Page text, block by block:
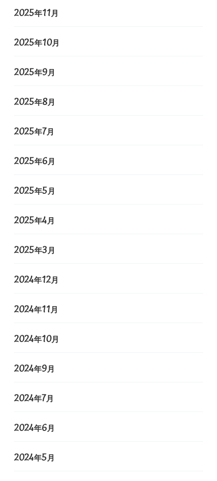
2025年11月
2025年10月
2025年9月
2025年8月
2025年7月
2025年6月
2025年5月
2025年4月
2025年3月
2024年12月
2024年11月
2024年10月
2024年9月
2024年7月
2024年6月
2024年5月